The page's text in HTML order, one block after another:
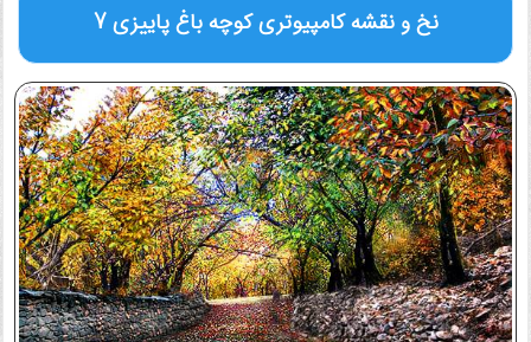
نخ و نقشه کامپیوتریکوچه باغ پاییزی 7